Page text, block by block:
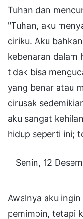
Tuhan dan
"Tuhan, aku
diriku. Aku
kebenaran dalam
tidak bisa
yang benar atau
dirusak
aku sangat
hidup seperti ini;
Senin, 12
Awalnya aku
pemimpin, tetapi